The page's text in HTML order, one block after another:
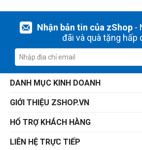
Nhận bản tin của zShop-
đãi và quà tặng hấp
DANH MỤC KINH DOANH
GIỚI THIỆU ZSHOP.VN
HỔ TRỢ KHÁCH HÀNG
LIÊN HỆ TRỰC TIẾP